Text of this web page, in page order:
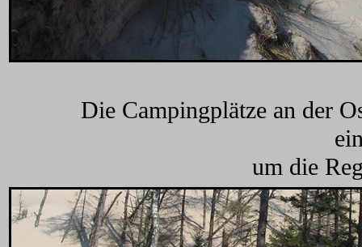
Die Campingplätze an der
um die